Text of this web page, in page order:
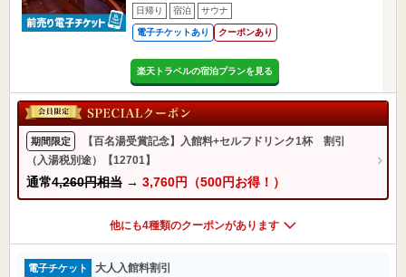
日帰り 宿泊 サウナ
電子チケットあり クーポンあり
楽天トラベルの宿泊プランを見る
期間限定
【百名湯受賞記念】入館料+セルフドリンク1杯 割引
（入湯税別途）【12701】
通常4,260円相当 → 3,760円（500円お得！）
他にも4種類のクーポンがあります
電子チケット 大人入館料割引